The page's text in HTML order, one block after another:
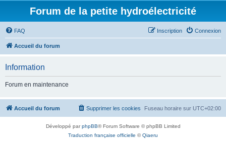
Forum de la petite hydroélectricité
FAQ Connexion
Inscription
Accueil du forum
Information
Forum en maintenance
Accueil du forum Fuseau horaire sur UTC+02:00
Supprimer les cookies
Développé parphpBB® Forum Software © phpBB Limited
Traduction française officielle ©Qiaeru